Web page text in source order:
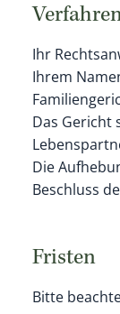
Ihr
Ihrem
Das Gericht
Die
Beschluss
Fristen
Bitte